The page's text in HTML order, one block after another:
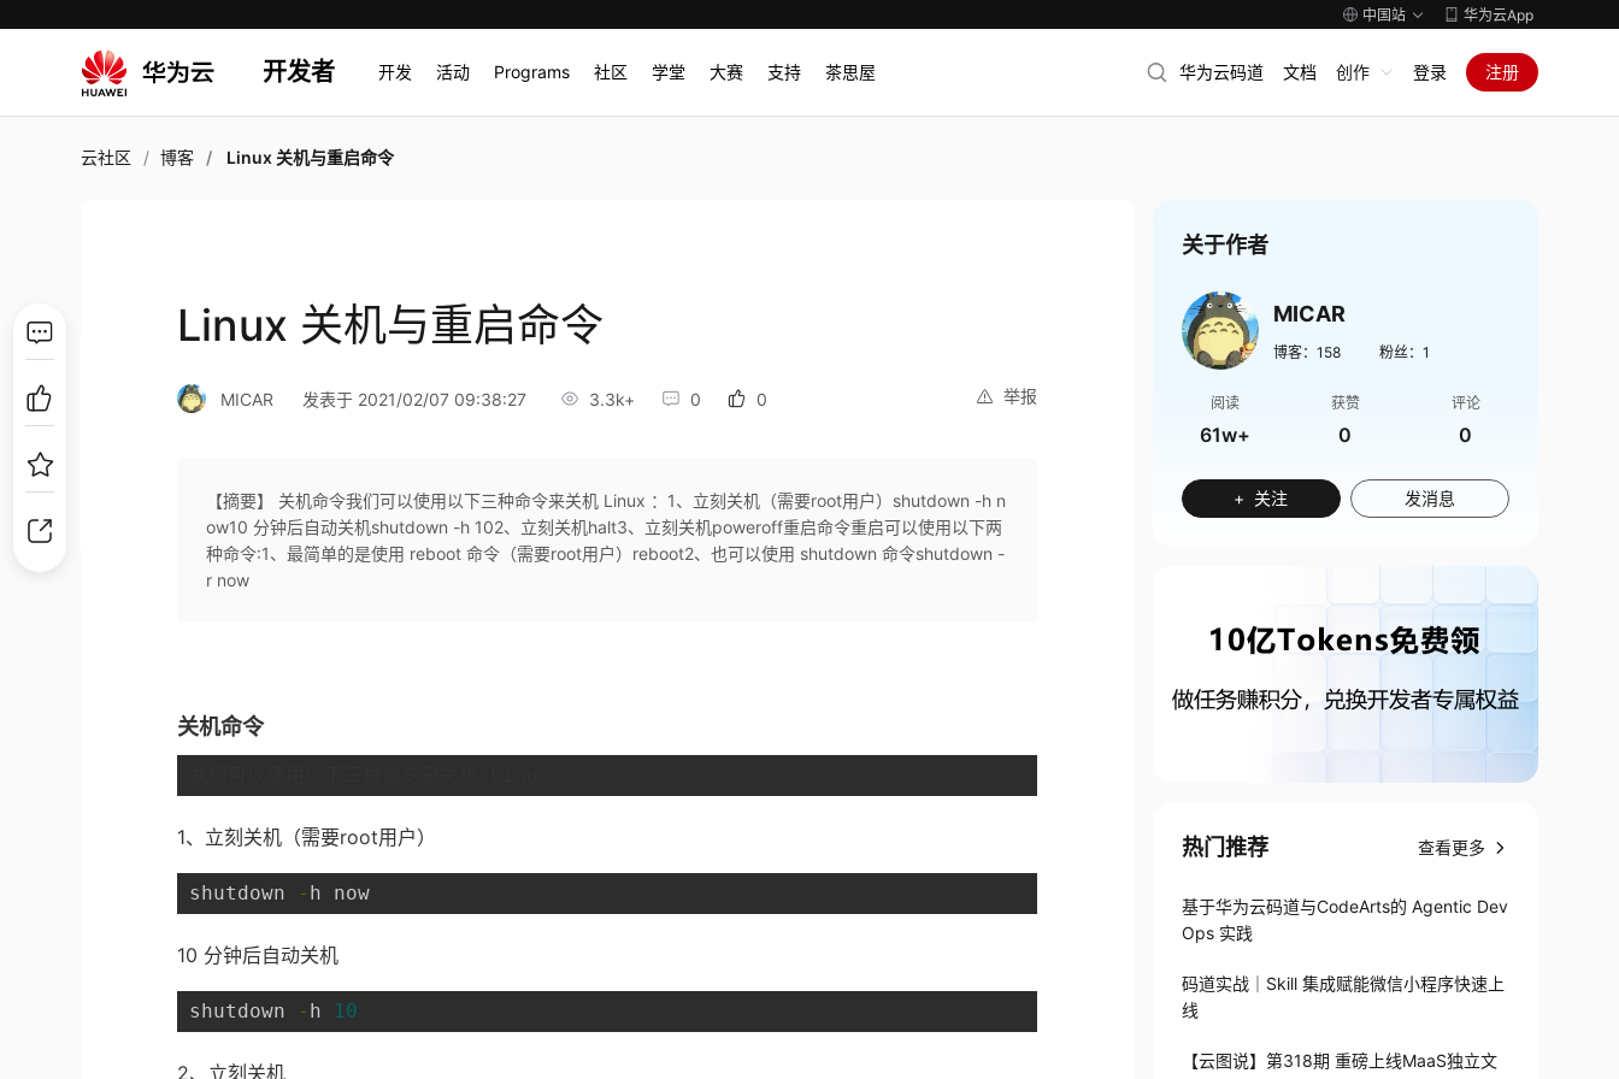
中国站 华为云App
开发者 开发 活动 Programs 社区 学堂 大赛 支持 茶思屋 华为云码道 文档 创作 登录 注册
云社区 博客 Linux 关机与重启命令
Linux 关机与重启命令
举报
MICAR 发表于 2021/02/07 09:38:27 3.3k+ 0 0
【摘要】 关机命令我们可以使用以下三种命令来关机 Linux ：1、立刻关机（需要root用户）shutdown -h n
ow10 分钟后自动关机shutdown -h 102、立刻关机halt3、立刻关机poweroff重启命令重启可以使用以下两
种命令:1、最简单的是使用 reboot 命令（需要root用户）reboot2、也可以使用 shutdown 命令shutdown -
r now
关机命令
1、立刻关机（需要root用户）
shutdown - h now
10 分钟后自动关机
shutdown - h 10
2、立刻关机
关于作者
MICAR
博客： 158 粉丝： 1
阅读
61w+
获赞
0
评论
0
+ 关注 发消息
热门推荐 查看更多
基于华为云码道与CodeArts的 Agentic Dev
Ops 实践
码道实战｜Skill 集成赋能微信小程序快速上
线
【云图说】第318期 重磅上线MaaS独立文